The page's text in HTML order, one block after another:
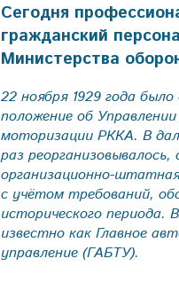
Сегодня
гражданский
Министерства
22 ноября 1929 года
положение об
моторизации РККА. В
раз
организационно-
с учётом требований,
исторического периода.
известно как Главное
управление (ГАБТУ).